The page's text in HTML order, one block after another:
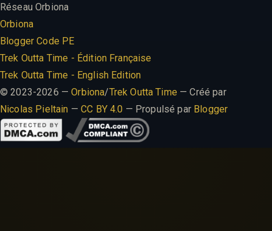
Réseau Orbiona
Orbiona
Blogger Code PE
Trek Outta Time - Édition Française
Trek Outta Time - English Edition
© 2023-2026 —Orbiona/Trek Outta Time — Créé par
Nicolas Pieltain —CC BY 4.0 — Propulsé par Blogger